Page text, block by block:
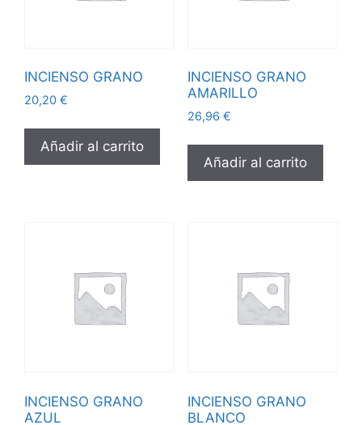
INCIENSO GRANO
20,20 €
Añadir al carrito
INCIENSO GRANO
AMARILLO
26,96 €
Añadir al carrito
INCIENSO GRANO
AZUL
INCIENSO GRANO
BLANCO